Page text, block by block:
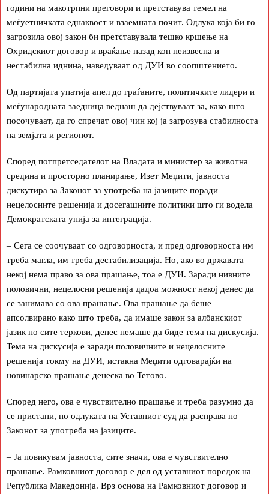
години на макотрпни преговори и претставува темел на
меѓуетничката еднаквост и взаемната почит. Одлука која би го
загрозила овој закон би претставувала тешко кршење на
Охридскиот договор и враќање назад кон неизвесна и
нестабилна иднина, наведуваат од ДУИ во соопштението.
Од партијата упатија апел до граѓаните, политичките лидери и
меѓународната заедница веднаш да дејствуваат за, како што
посочуваат, да го спречат овој чин кој ја загрозува стабилноста
на земјата и регионот.
Според потпретседателот на Владата и министер за животна
средина и просторно планирање, Изет Меџити, јавноста
дискутира за Законот за употреба на јазиците поради
нецелосните решенија и досегашните политики што ги водела
Демократската унија за интеграција.
– Сега се соочуваат со одговорноста, и пред одговорноста им
треба магла, им треба дестабилизација. Но, ако во државата
некој нема право за ова прашање, тоа е ДУИ. Заради нивните
половични, нецелосни решенија дадоа можност некој денес да
се занимава со ова прашање. Ова прашање да беше
апсолвирано како што треба, да имаше закон за албанскиот
јазик по сите теркови, денес немаше да биде тема на дискусија.
Тема на дискусија е заради половичните и нецелосните
решенија токму на ДУИ, истакна Меџити одговарајќи на
новинарско прашање денеска во Тетово.
Според него, ова е чувствително прашање и треба разумно да
се пристапи, по одлуката на Уставниот суд да расправа по
Законот за употреба на јазиците.
– Ја повикувам јавноста, сите значи, ова е чувствително
прашање. Рамковниот договор е дел од уставниот поредок на
Република Македонија. Врз основа на Рамковниот договор и